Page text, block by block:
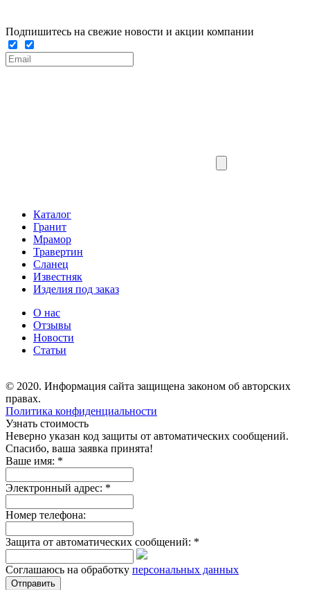
Подпишитесь на свежие новости и акции компании
Каталог
Гранит
Мрамор
Травертин
Сланец
Известняк
Изделия под заказ
О нас
Отзывы
Новости
Статьи
© 2020. Информация сайта защищена законом об авторских
правах.
Политика конфиденциальности
Узнать стоимость
Неверно указан код защиты от автоматических сообщений.
Спасибо, ваша заявка принята!
Ваше имя: *
Электронный адрес: *
Номер телефона:
Защита от автоматических сообщений: *
Соглашаюсь на обработку персональных данных